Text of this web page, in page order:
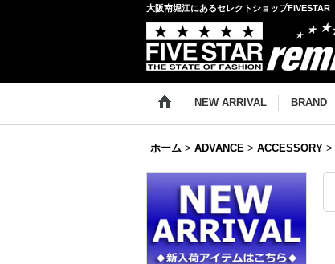
大阪南堀江にあるセレクトショップFIVESTAR
NEW ARRIVAL BRAND
ホーム > ADVANCE > ACCESSORY >